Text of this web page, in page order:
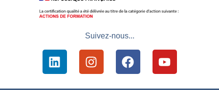
Suivez-nous...